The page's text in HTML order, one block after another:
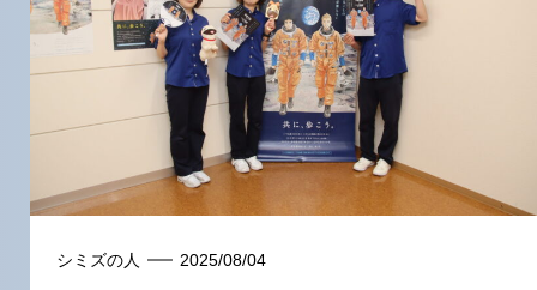
シミズの人 2025/08/04